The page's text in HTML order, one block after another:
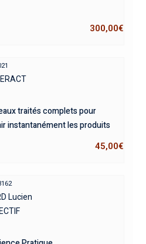
300,00€
traités complets pour
instantanément les produits
45,00€
Lucien